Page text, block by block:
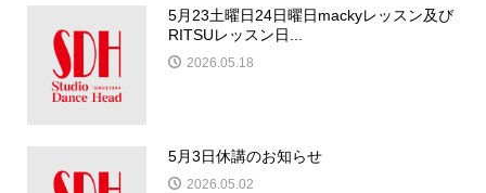
5月23土曜日24日曜日mackyレッスン及び
RITSUレッスン日...
2026.05.18
5月3日休講のお知らせ
2026.05.02